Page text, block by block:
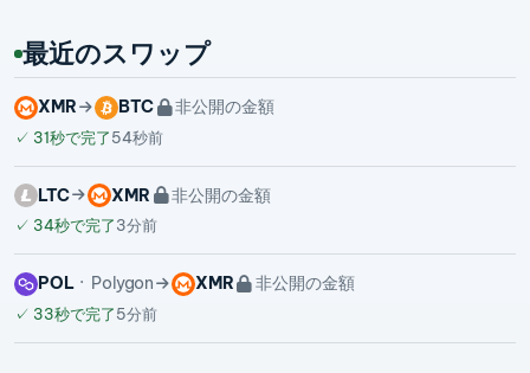
最近のスワップ
XMR BTC 非公開の金額
✓ 31秒で完了54秒前
LTC XMR 非公開の金額
✓ 34秒で完了3分前
POL Polygon XMR 非公開の金額
✓ 33秒で完了5分前